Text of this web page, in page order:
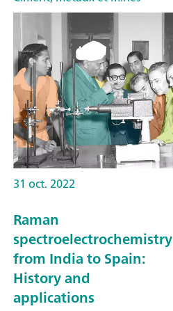
31 oct. 2022
Raman
spectroelectrochemistry
from India to Spain:
History and
applications